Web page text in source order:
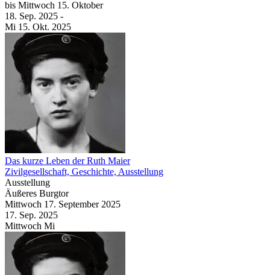
bis Mittwoch 15. Oktober
18. Sep. 2025 -
Mi 15. Okt. 2025
Das kurze Leben der Ruth Maier
Zivilgesellschaft, Geschichte, Ausstellung
Ausstellung
Äußeres Burgtor
Mittwoch 17. September 2025
17. Sep. 2025
Mittwoch Mi